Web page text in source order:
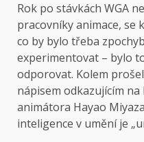
Rok po stávkách WGA
pracovníky animace, se
co by bylo třeba
experimentovat – bylo
odporovat. Kolem
nápisem odkazujícím
animátora Hayao
inteligence v umění je